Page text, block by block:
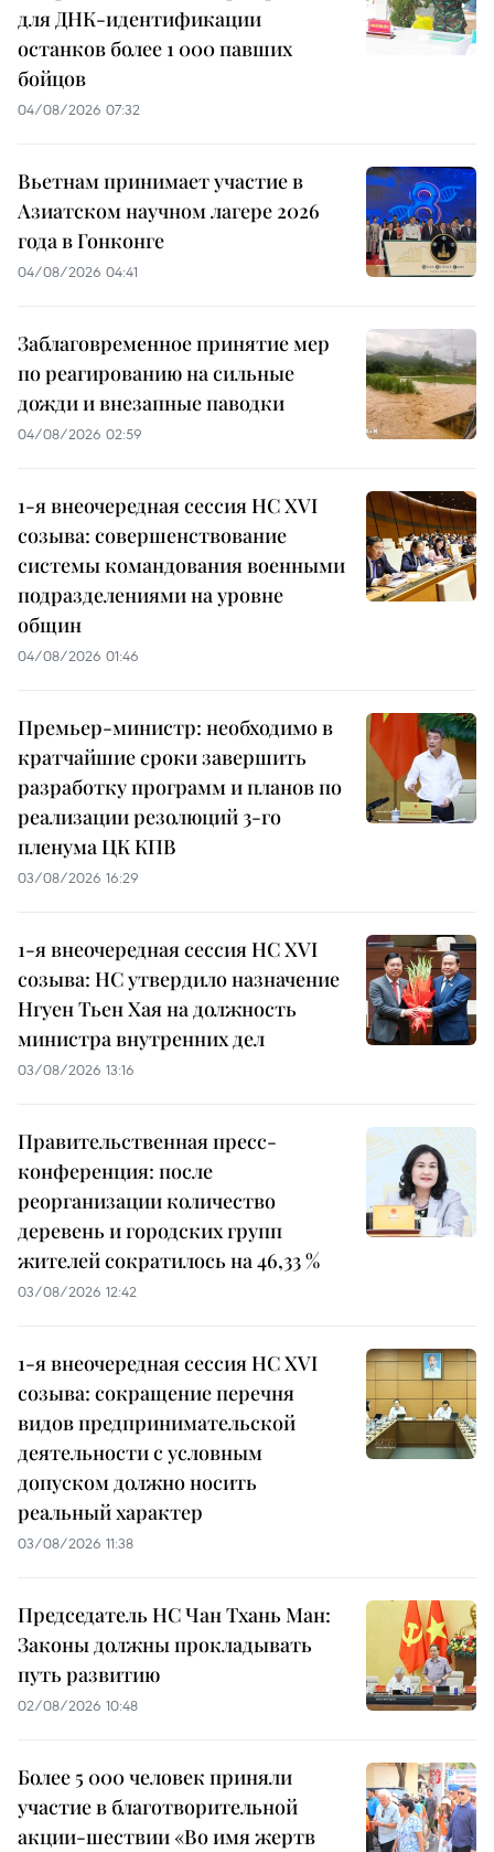
для ДНК-идентификации
останков более 1 000 павших
бойцов
04/08/2026 07:32
Вьетнам принимает участие в
Азиатском научном лагере 2026
года в Гонконге
04/08/2026 04:41
Заблаговременное принятие мер
по реагированию на сильные
дожди и внезапные паводки
04/08/2026 02:59
1-я внеочередная сессия НС XVI
созыва: совершенствование
системы командования военными
подразделениями на уровне
общин
04/08/2026 01:46
Премьер-министр: необходимо в
кратчайшие сроки завершить
разработку программ и планов по
реализации резолюций 3-го
пленума ЦК КПВ
03/08/2026 16:29
1-я внеочередная сессия НС XVI
созыва: НС утвердило назначение
Нгуен Тьен Хая на должность
министра внутренних дел
03/08/2026 13:16
Правительственная пресс-
конференция: после
реорганизации количество
деревень и городских групп
жителей сократилось на 46,33 %
03/08/2026 12:42
1-я внеочередная сессия НС XVI
созыва: сокращение перечня
видов предпринимательской
деятельности с условным
допуском должно носить
реальный характер
03/08/2026 11:38
Председатель НС Чан Тхань Ман:
Законы должны прокладывать
путь развитию
02/08/2026 10:48
Более 5 000 человек приняли
участие в благотворительной
акции-шествии «Во имя жертв